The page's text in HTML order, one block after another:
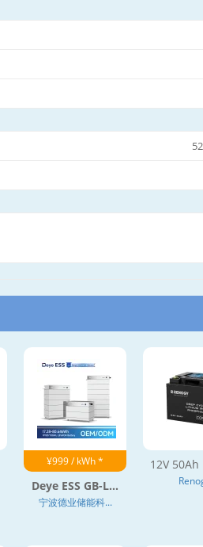
¥999 / kWh *
Deye ESS GB-L...
宁波德业储能科...
12V 50Ah